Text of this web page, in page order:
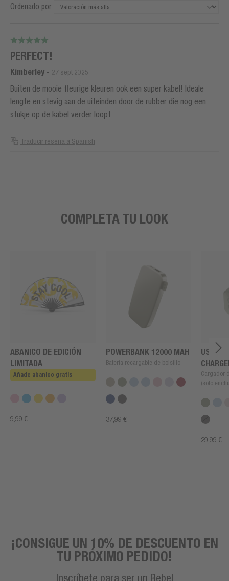
Ordenado por
PERFECT!
Kimberley - 27 sept 2025
Buiten de mooie fleurige kleuren ook een super kabel! Ideale
lengte en stevig aan de uiteinden door de rubber die nog een
stukje op de kabel verder loopt
Traducir reseña a Spanish
COMPLETA TU LOOK
ABANICO DE EDICIÓN
LIMITADA
Añade abanico gratis
9,99 €
POWERBANK 12000 MAH
Batería recargable de bolsillo
37,99 €
USB +
Cargador
(solo
29,99 €
¡CONSIGUE UN 10% DE DESCUENTO EN
TU PRÓXIMO PEDIDO!
Inscríbete para ser un Rebel